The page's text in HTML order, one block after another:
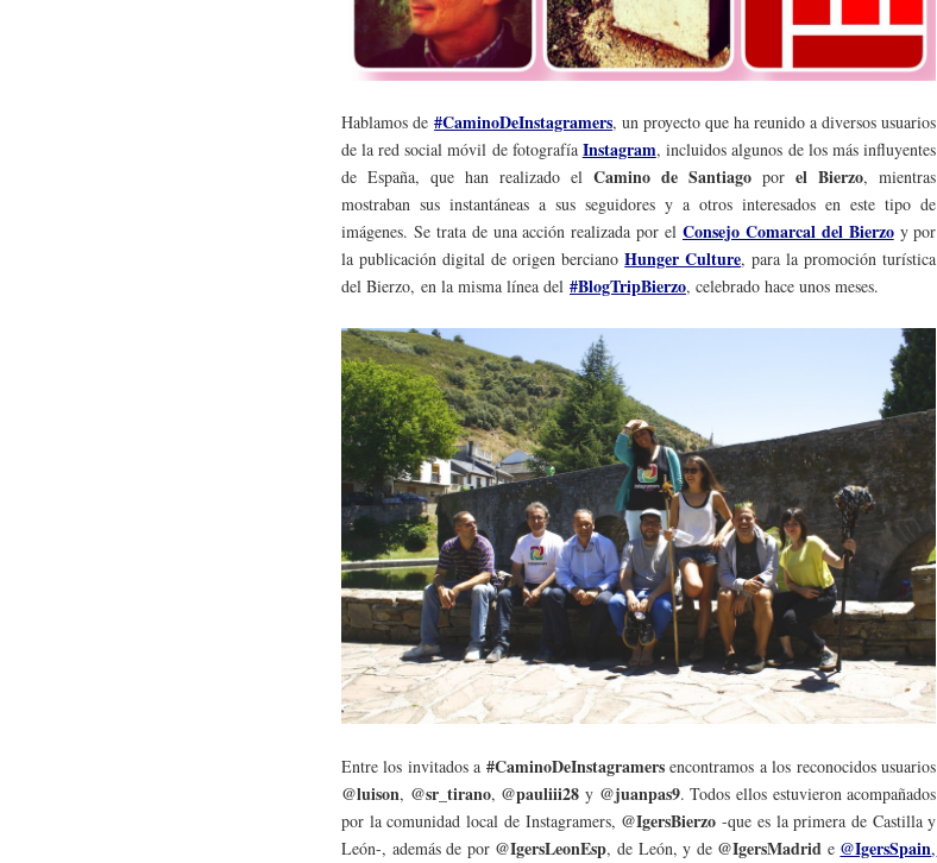
Hablamos de#CaminoDeInstagramers, un proyecto que ha reunido a diversos usuarios
de la red social móvil de fotografía Instagram, incluidos algunos de los más influyentes
de España, que han realizado elCamino de Santiago porel Bierzo, mientras
mostraban sus instantáneas a sus seguidores y a otros interesados en este tipo de
imágenes. Se trata de una acción realizada por el Consejo Comarcal del Bierzoy por
la publicación digital de origen bercianoHunger Culture, para la promoción turística
del Bierzo, en la misma línea del #BlogTripBierzo, celebrado hace unos meses.
Entre los invitados a #CaminoDeInstagramersencontramos a los reconocidos usuarios
@luison, @sr_tirano, @pauliii28y @juanpas9. Todos ellos estuvieron acompañados
por la comunidad local de Instagramers, @IgersBierzo -que es la primera de Castilla y
León-, además de por @IgersLeonEsp, de León, y de @IgersMadrid e @IgersSpain,